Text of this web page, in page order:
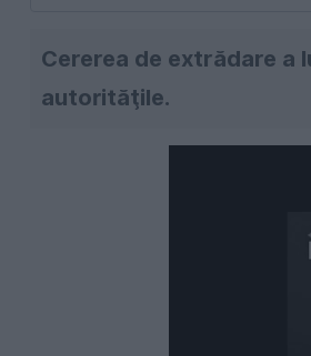
Cererea de extrădare a
autorităţile.